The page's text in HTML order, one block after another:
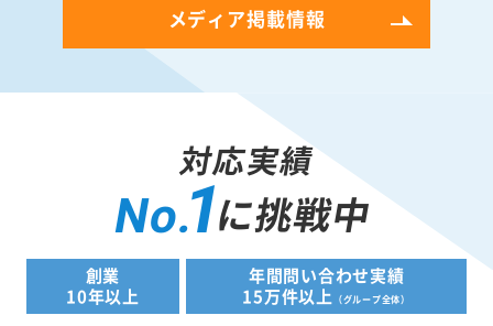
メディア掲載情報
対応実績
No.1に挑戦中
創業
10年以上
年間問い合わせ実績
15万件以上
（グループ全体）